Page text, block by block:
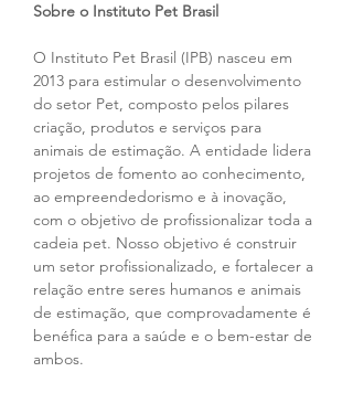
Sobre o Instituto Pet Brasil
O Instituto Pet Brasil (IPB) nasceu em
2013 para estimular o desenvolvimento
do setor Pet, composto pelos pilares
criação, produtos e serviços para
animais de estimação. A entidade lidera
projetos de fomento ao conhecimento,
ao empreendedorismo e à inovação,
com o objetivo de profissionalizar toda a
cadeia pet. Nosso objetivo é construir
um setor profissionalizado, e fortalecer a
relação entre seres humanos e animais
de estimação, que comprovadamente é
benéfica para a saúde e o bem-estar de
ambos.